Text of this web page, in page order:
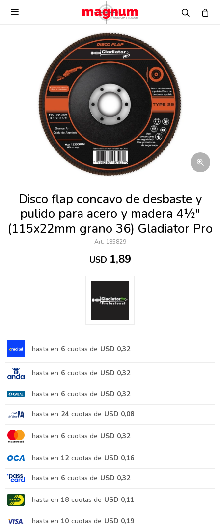

Disco flap concavo de desbaste y
pulido para acero y madera 4½"
(115x22mm grano 36) Gladiator Pro
185829
USD 1,89
hasta en 6 cuotas de USD 0,32
hasta en 6 cuotas de USD 0,32
hasta en 6 cuotas de USD 0,32
hasta en 24 cuotas de USD 0,08
hasta en 6 cuotas de USD 0,32
hasta en 12 cuotas de USD 0,16
hasta en 6 cuotas de USD 0,32
hasta en 18 cuotas de USD 0,11
hasta en 10 cuotas de USD 0,19